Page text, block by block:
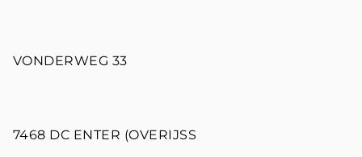
VONDERWEG 33
7468 DC ENTER (OVERIJSS